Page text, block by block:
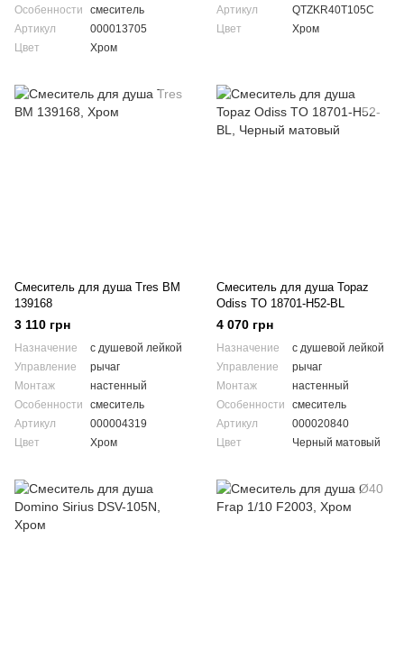
Особенности
смеситель
Артикул
000013705
Цвет
Хром
Артикул
QTZKR40T105C
Цвет
Хром
Смеситель для душа Tres BM
139168
3 110 грн
Назначение
с душевой лейкой
Управление
рычаг
Монтаж
настенный
Особенности
смеситель
Артикул
000004319
Цвет
Хром
Смеситель для душа Topaz
Odiss TO 18701-H52-BL
4 070 грн
Назначение
с душевой лейкой
Управление
рычаг
Монтаж
настенный
Особенности
смеситель
Артикул
000020840
Цвет
Черный матовый